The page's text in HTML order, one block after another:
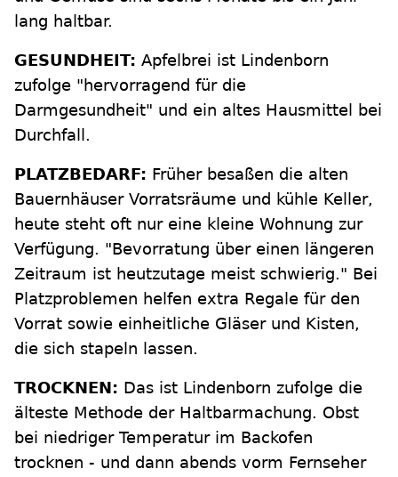
lang haltbar.
GESUNDHEIT: Apfelbrei ist Lindenborn
zufolge "hervorragend für die
Darmgesundheit" und ein altes Hausmittel bei
Durchfall.
PLATZBEDARF: Früher besaßen die alten
Bauernhäuser Vorratsräume und kühle Keller,
heute steht oft nur eine kleine Wohnung zur
Verfügung. "Bevorratung über einen längeren
Zeitraum ist heutzutage meist schwierig." Bei
Platzproblemen helfen extra Regale für den
Vorrat sowie einheitliche Gläser und Kisten,
die sich stapeln lassen.
TROCKNEN: Das ist Lindenborn zufolge die
älteste Methode der Haltbarmachung. Obst
bei niedriger Temperatur im Backofen
trocknen - und dann abends vorm Fernseher